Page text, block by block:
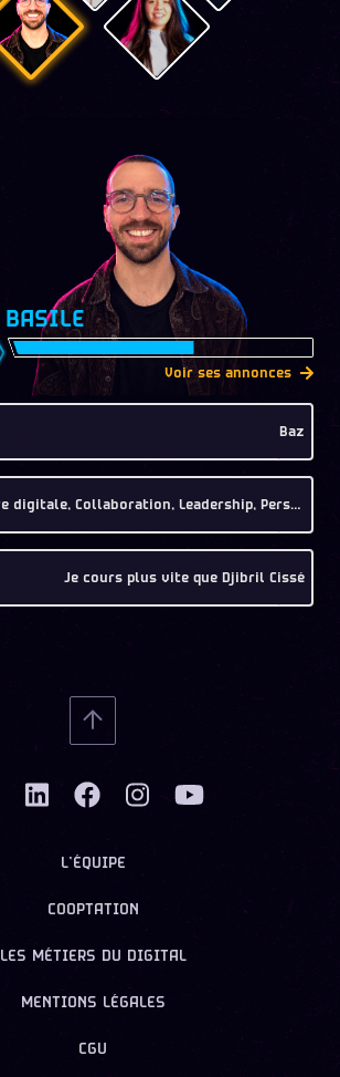
BASILE
Voir ses annonces
Baz
Culture digitale, Collaboration, Leadership, Persévérance
Je cours plus vite que Djibril Cissé
L’ÉQUIPE
COOPTATION
LES MÉTIERS DU DIGITAL
MENTIONS LÉGALES
CGU